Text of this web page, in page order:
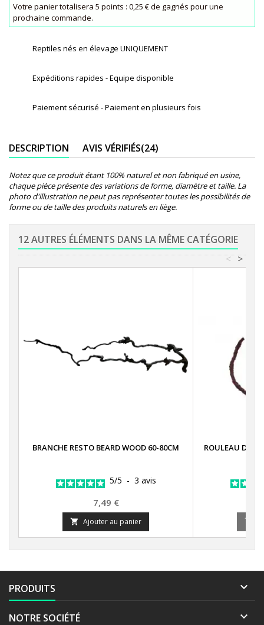
Votre panier totalisera 5 points : 0,25 € de gagnés pour une
prochaine commande.
Reptiles nés en élevage UNIQUEMENT
Expéditions rapides - Equipe disponible
Paiement sécurisé - Paiement en plusieurs fois
DESCRIPTION AVIS VÉRIFIÉS(24)
Notez que ce produit étant 100% naturel et non fabriqué en usine,
chaque pièce présente des variations de forme, diamètre et taille. La
photo d'illustration ne peut pas représenter toutes les possibilités de
forme ou de taille des produits naturels en liège.
12 AUTRES ÉLÉMENTS DANS LA MÊME CATÉGORIE
>
<
BRANCHE RESTO BEARD WOOD 60-80CM
5/5 - 3 avis
Prix
7,49 €
 Ajouter au panier
ROULEAU DE

PRODUITS 
NOTRE SOCIÉTÉ 